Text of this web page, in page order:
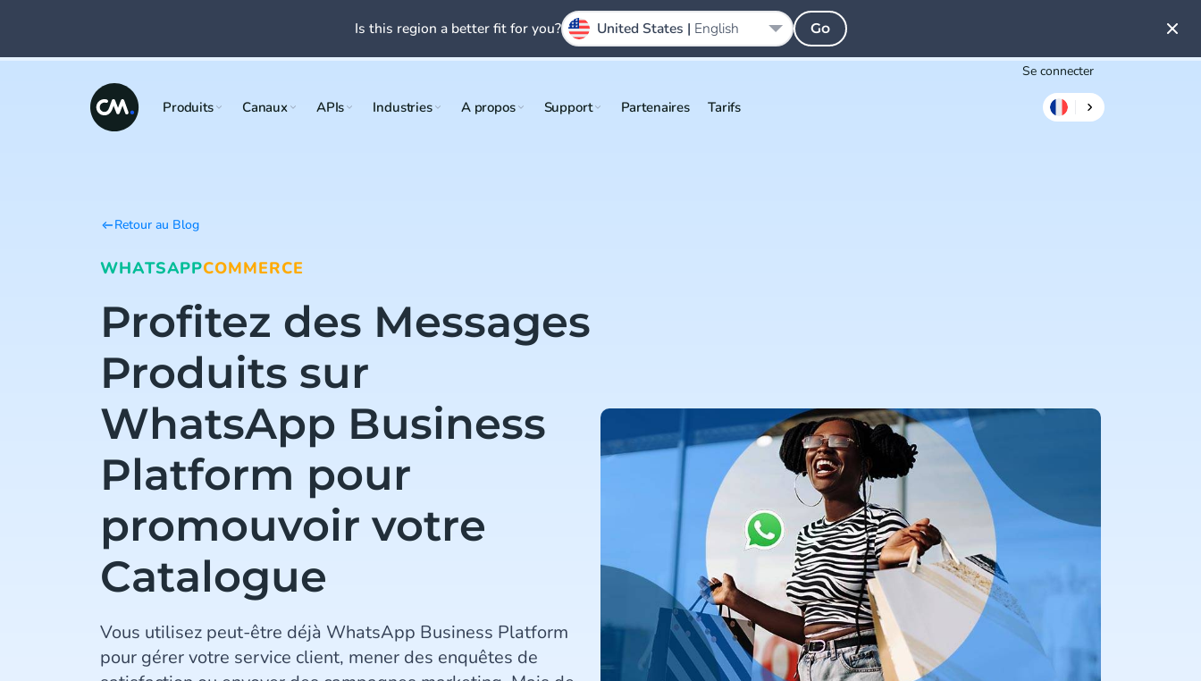
Se connecter
Produits Canaux APIs Industries A propos Support Partenaires Tarifs
Retour au Blog
WHATSAPPCOMMERCE
Profitez des Messages
Produits sur
WhatsApp Business
Platform pour
promouvoir votre
Catalogue
Vous utilisez peut-être déjà WhatsApp Business Platform
pour gérer votre service client, mener des enquêtes de
Is this region a better fit for you? United States | English Go